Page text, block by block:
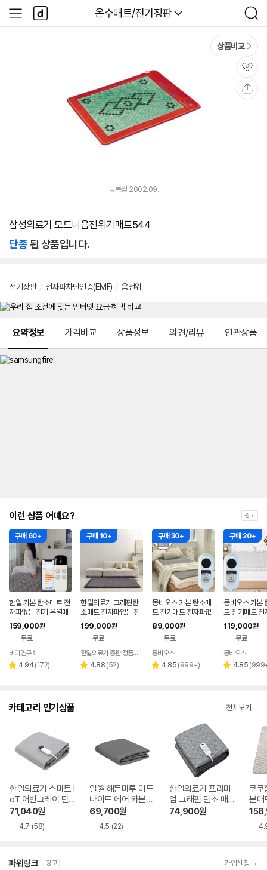
다나와
온수매트/전기장판
검
색
사
이
다
나
와
상품비교
관
심
등록월 2002.09.
삼성의료기 모드니음전위기매트544
단종된 상품입니다.
전기장판 / 전자파차단인증(EMF) / 음전위
요약정보 가격비교 상품정보 의견/리뷰 연관상품
이런 상품 어때요? 광고
구매 60+
한일 카본 탄소매트 전
자파없는 전기 온열매
트 장판 2인용 1인용 S
S 그레이
159,000원
무료
바디연구소
별 4.94 리
(172)
구매 10+
한일의료기 그래핀탄
소매트 전자파없는 전
기장판 온열매트 싱글
1인용 분리난방
199,000원
무료
한일의료기 총판 정품스토어
별 4.88 리
(52)
구매 30+
몽비오스 카본 탄소매
트 전기매트 전자파없
는 그래핀 온열매트 침
대 전기장판 퀸, 150x
200cm, 연그레이
89,000원
무료
몽비오스
별 4.85 리
(999+)
구매 20+
몽비오스 카본
트 전기매트 전
는 그래핀 온열
대 전기장판 킹
방),
프트 베이지
119,000원
무료
몽비오스
별 4.85 리
(
카테고리 인기상품 전체보기
한일의료기 스마트 I
oT 어반그레이 탄
소매트 HL-APP
71,040원
4.7 (58)
일월 해든마루 미드
나이트 에어 카본매
트
69,700원
4.5 (22)
한일의료기 프리미
엄 그래핀 탄소 매
트
74,900원
쿠쿠
본매
파워링크 광고 가입신청